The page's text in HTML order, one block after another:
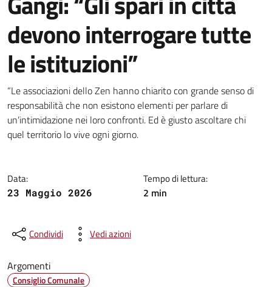
devono interrogare tutte
le istituzioni”
Dettagli della notizia
“Le associazioni dello Zen hanno chiarito con grande senso di
responsabilità che non esistono elementi per parlare di
un’intimidazione nei loro confronti. Ed è giusto ascoltare chi
quel territorio lo vive ogni giorno.
Data:
23 Maggio 2026
Tempo di lettura:
2 min
Condividi Vedi azioni
Argomenti
Consiglio Comunale